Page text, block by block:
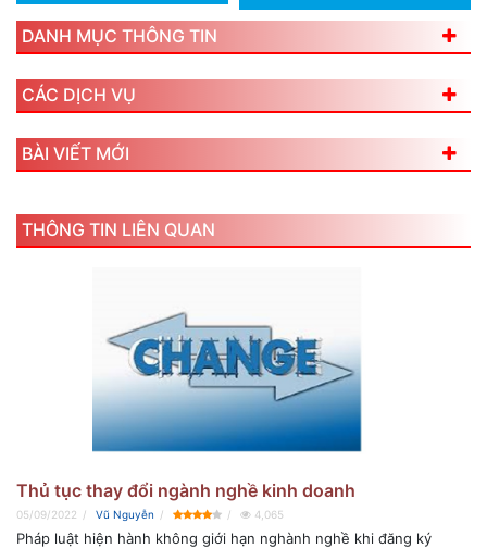
DANH MỤC THÔNG TIN
CÁC DỊCH VỤ
BÀI VIẾT MỚI
THÔNG TIN LIÊN QUAN
Thủ tục thay đổi ngành nghề kinh doanh
05/09/2022 Vũ Nguyễn 4,065
Pháp luật hiện hành không giới hạn nghành nghề khi đăng ký